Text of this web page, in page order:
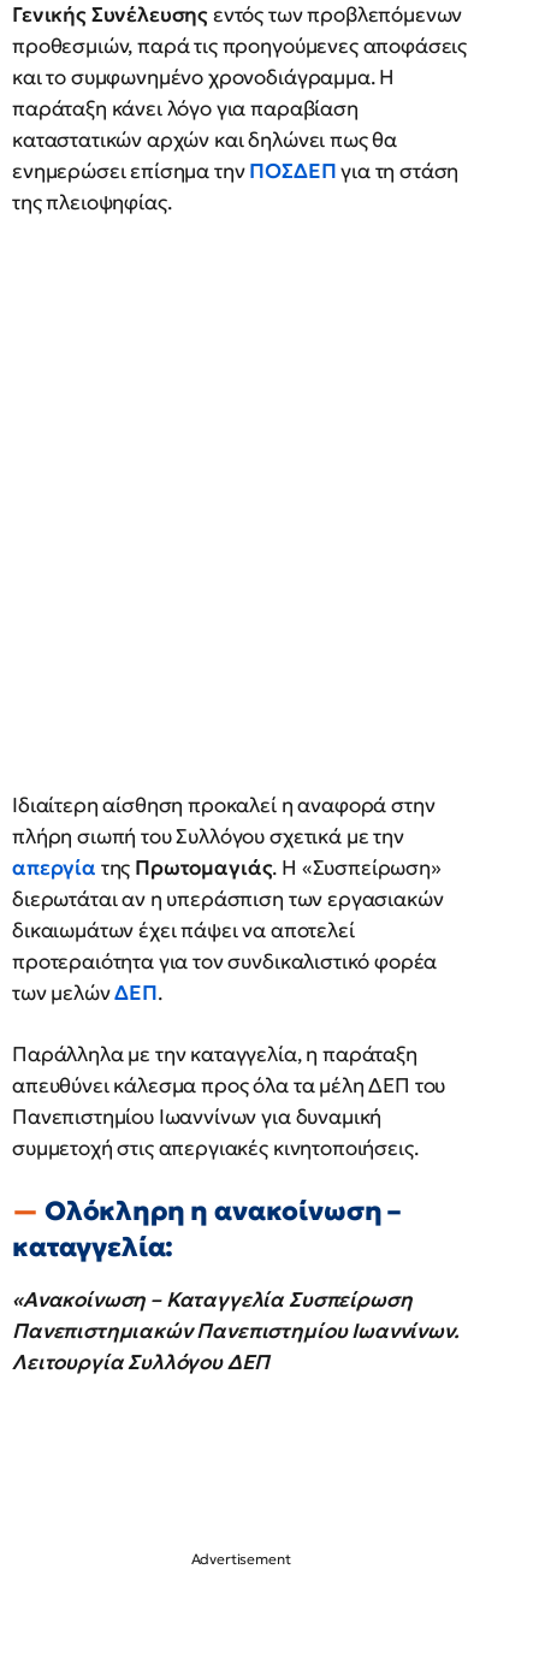
Γενικής Συνέλευσηςεντός των προβλεπόμενων
προθεσμιών, παρά τις προηγούμενες αποφάσεις
και το συμφωνημένο χρονοδιάγραμμα. Η
παράταξη κάνει λόγο για παραβίαση
καταστατικών αρχών και δηλώνει πως θα
ενημερώσει επίσημα τηνΠΟΣΔΕΠγια τη στάση
της πλειοψηφίας.
Ιδιαίτερη αίσθηση προκαλεί η αναφορά στην
πλήρη σιωπή του Συλλόγου σχετικά με την
απεργία της Πρωτομαγιάς. Η «Συσπείρωση»
διερωτάται αν η υπεράσπιση των εργασιακών
δικαιωμάτων έχει πάψει να αποτελεί
προτεραιότητα για τον συνδικαλιστικό φορέα
των μελώνΔΕΠ.
Παράλληλα με την καταγγελία, η παράταξη
απευθύνει κάλεσμα προς όλα τα μέλη ΔΕΠ του
Πανεπιστημίου Ιωαννίνων για δυναμική
συμμετοχή στις απεργιακές κινητοποιήσεις.
Ολόκληρη η ανακοίνωση –
καταγγελία:
«Ανακοίνωση – Καταγγελία Συσπείρωση
Πανεπιστημιακών Πανεπιστημίου Ιωαννίνων.
Λειτουργία Συλλόγου ΔΕΠ